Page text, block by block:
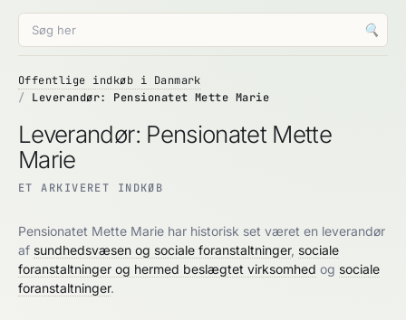
🔍
Offentlige indkøb i Danmark
Leverandør: Pensionatet Mette Marie
Leverandør: Pensionatet Mette
Marie
ET ARKIVERET INDKØB
Pensionatet Mette Marie har historisk set været en leverandør
af sundhedsvæsen og sociale foranstaltninger, sociale
foranstaltninger og hermed beslægtet virksomhed og sociale
foranstaltninger.